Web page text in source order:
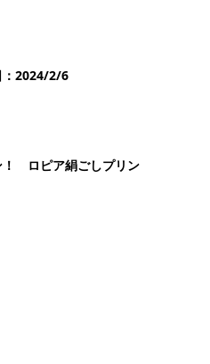
：2024/2/6
！ ロピア絹ごしプリン